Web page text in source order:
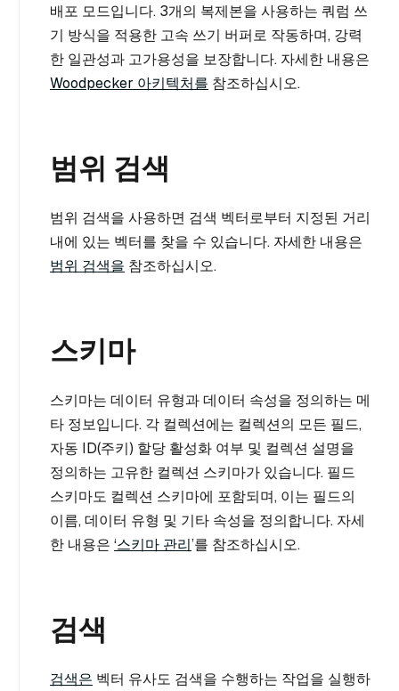
배포 모드입니다. 3개의 복제본을 사용하는 쿼럼 쓰
기 방식을 적용한 고속 쓰기 버퍼로 작동하며, 강력
한 일관성과 고가용성을 보장합니다. 자세한 내용은
Woodpecker 아키텍처를 참조하십시오.
범위 검색
범위 검색을 사용하면 검색 벡터로부터 지정된 거리
내에 있는 벡터를 찾을 수 있습니다. 자세한 내용은
범위 검색을 참조하십시오.
스키마
스키마는 데이터 유형과 데이터 속성을 정의하는 메
타 정보입니다. 각 컬렉션에는 컬렉션의 모든 필드,
자동 ID(주키) 할당 활성화 여부 및 컬렉션 설명을
정의하는 고유한 컬렉션 스키마가 있습니다. 필드
스키마도 컬렉션 스키마에 포함되며, 이는 필드의
이름, 데이터 유형 및 기타 속성을 정의합니다. 자세
한 내용은 ‘스키마 관리’를 참조하십시오.
검색
검색은 벡터 유사도 검색을 수행하는 작업을 실행하